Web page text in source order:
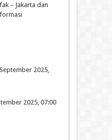
– Jakarta dan
2025,
2025, 07:00